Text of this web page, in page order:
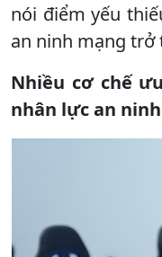
nói điểm yếu
an ninh mạng trở
Nhiều cơ chế
nhân lực an